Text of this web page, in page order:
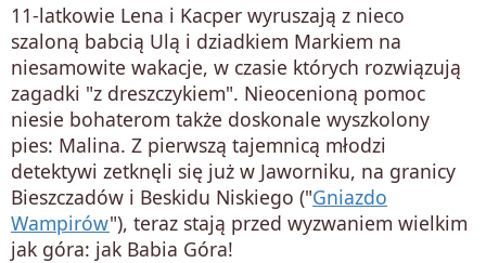
11-latkowie Lena i Kacper wyruszają z nieco
szaloną babcią Ulą i dziadkiem Markiem na
niesamowite wakacje, w czasie których rozwiązują
zagadki "z dreszczykiem". Nieocenioną pomoc
niesie bohaterom także doskonale wyszkolony
pies: Malina. Z pierwszą tajemnicą młodzi
detektywi zetknęli się już w Jaworniku, na granicy
Bieszczadów i Beskidu Niskiego ("Gniazdo
Wampirów"), teraz stają przed wyzwaniem wielkim
jak góra: jak Babia Góra!